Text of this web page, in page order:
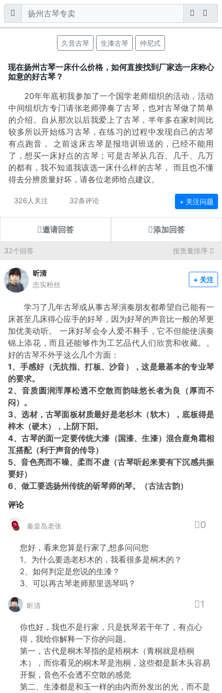
久音古琴 生漆古琴 仲尼式
现在扬州古琴一床什么价格，如何直接找到厂家选一床称心
如意的好古琴？
20年年底初我参加了一个国学老师组织的活动，活动
中间组织方专门请张老师弹奏了古琴，也对古琴做了简单
的介绍。自从那次以后我爱上了古琴，半年多在家时间比
较多所以开始练习古琴，在练习的过程中发现自己的古琴
有点跑音， 之前这床古琴是报培训班送的，已经不能用
了，想买一床好点的古琴；可是古琴从几百、几千、几万
的都有，我不知道我该选一床什么样的古琴， 而且也不懂
得去分辨质量好坏，请各位老师给点建议。
326人关注 32条评论 + 关注问题
邀请回答 添加回答
32个回答 按质量排序
昕清
忠实粉丝
+ 关注
学习了几年古琴或从事古琴演奏朋友都希望自己能有一
床甚至几床得心应手的好琴，因为好琴的声音比一般的琴更
加优美动听。 一床好琴会令人爱不释手，它不但能使演奏
锦上添花，而且还能够作为工艺品代人们欣赏和收藏。。
好的古琴不外乎这么几个方面：
1、手感好（无抗指、打板、沙音），这是最基本的专业琴
的要求。
2、音质圆润浑厚松透不空散而韵味悠长者为良（厚而不
闷）。
3、选材，古琴面板材质最好是老杉木（软木），底板得是
梓木（硬木），上阴下阳。
4、古琴的面一定要传统大漆（国漆、生漆）混合鹿角霜相
互搭配（利于声音的传导）
5、音色亮而不噪、柔而不虚（古琴听起来要有下沉感共振
要好）
6、做工要选扬州传统的斫琴师的琴。（古法古韵）
评论
秦皇岛老张 0
您好，看来您算是行家了,想多问问您
1、为什么要选老杉木的，我看很多是桐木的？
2、如何判定是您说的生漆？
3、可以再古琴老师那里选琴吗？
昕清 1
你也好，我也不是行家，只是抚琴若干年了，有点心
得，我给你解释一下你的问题。
第一，古代是桐木琴指的是梧桐木（青桐就是梧桐
木），而你看见的桐木琴是泡桐，这些都是新木头容易
开裂，音色不会透不空散的感觉
第二、生漆都是和玉一样的由内而外发出的光，而不是